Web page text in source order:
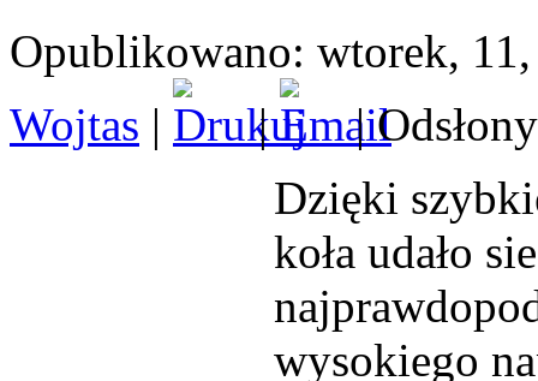
Opublikowano: wtorek,
Wojtas | |
|
Dzięki
koła udało
wysokiego